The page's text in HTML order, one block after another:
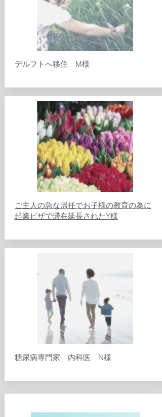
​デルフトへ移住 M様
​ご主人の急な帰任でお子様の教育の為に
起業ビザで滞在延長されたY様
​糖尿病専門家 内科医 N様